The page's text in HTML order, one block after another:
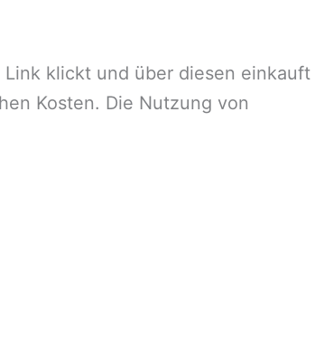
klickt und über diesen einkauft
Kosten. Die Nutzung von